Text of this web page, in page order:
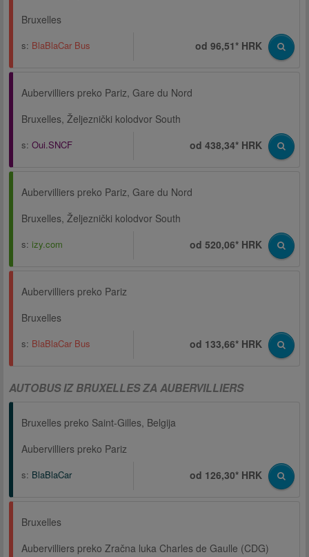
Bruxelles
s: BlaBlaCar Bus od 96,51* HRK
Aubervilliers preko Pariz, Gare du Nord
Bruxelles, Željeznički kolodvor South
s: Oui.SNCF od 438,34* HRK
Aubervilliers preko Pariz, Gare du Nord
Bruxelles, Željeznički kolodvor South
s: izy.com od 520,06* HRK
Aubervilliers preko Pariz
Bruxelles
s: BlaBlaCar Bus od 133,66* HRK
AUTOBUS IZ BRUXELLES ZA AUBERVILLIERS
Bruxelles preko Saint-Gilles, Belgija
Aubervilliers preko Pariz
s: BlaBlaCar od 126,30* HRK
Bruxelles
Aubervilliers preko Zračna luka Charles de Gaulle (CDG)